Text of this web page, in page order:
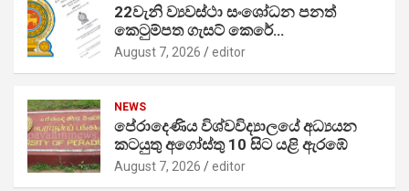
22වැනි ව්‍යවස්ථා සංශෝධන පනත්
කෙටුම්පත ගැසට් කෙරේ…
August 7, 2026 editor
NEWS
පේරාදෙණිය විශ්වවිද්‍යාලයේ අධ්‍යයන
කටයුතු අගෝස්තු 10 සිට යළි ඇරඹේ
August 7, 2026 editor